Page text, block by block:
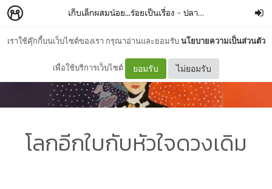
เราใช้คุ๊กกี้บนเว็บไซต์ของเรา กรุณาอ่านและยอมรับนโยบายความเป็นส่วนตัว
เพื่อใช้บริการเว็บไซต์ ยอมรับ ไม่ยอมรับ
เก็บเล็กผสมน้อย...ร้อยเป็นเรื่อง – ปลายฟ้า
โลกอีกใบกับหัวใจดวงเดิม